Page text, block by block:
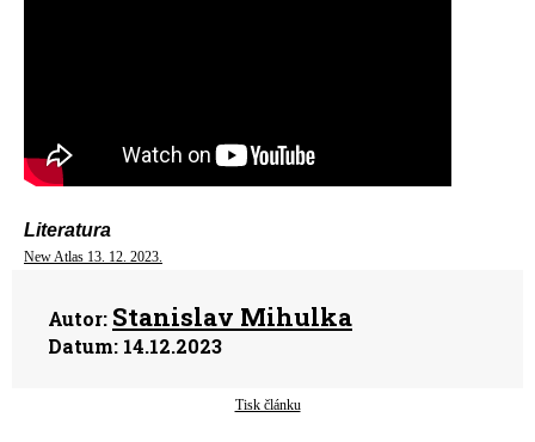
Literatura
New Atlas 13. 12. 2023.
Autor: Stanislav Mihulka
Datum: 14.12.2023
Tisk článku